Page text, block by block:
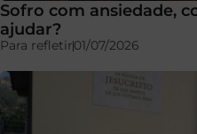
Sofro com ansiedade,
ajudar?
Para refletir01/07/2026